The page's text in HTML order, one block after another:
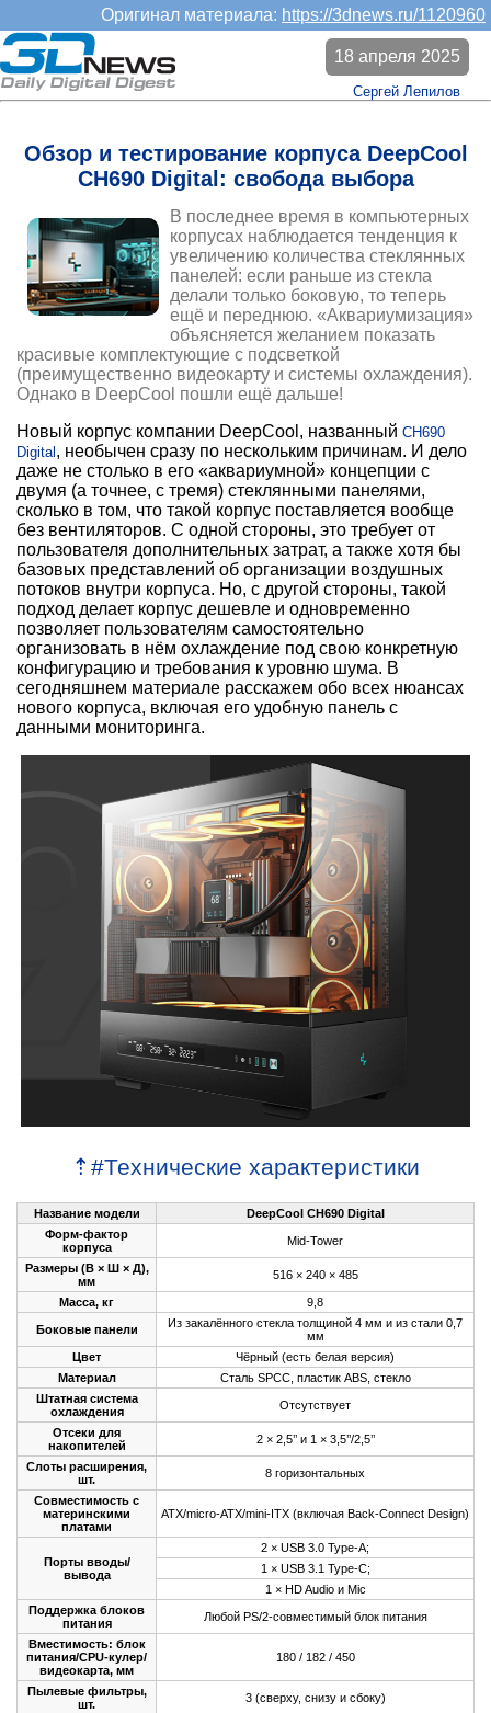
Оригинал материала: https://3dnews.ru/1120960
Обзор и тестирование корпуса DeepCool
CH690 Digital: свобода выбора
В последнее время в компьютерных
корпусах наблюдается тенденция к
увеличению количества стеклянных
панелей: если раньше из стекла
делали только боковую, то теперь
ещё и переднюю. «Аквариумизация»
объясняется желанием показать
красивые комплектующие с подсветкой
(преимущественно видеокарту и системы охлаждения).
Однако в DeepCool пошли ещё дальше!
18 апреля 2025
Сергей Лепилов
Новый корпус компании DeepCool, названный CH690
Digital , необычен сразу по нескольким причинам. И дело
даже не столько в его «аквариумной» концепции с
двумя (а точнее, с тремя) стеклянными панелями,
сколько в том, что такой корпус поставляется вообще
без вентиляторов. С одной стороны, это требует от
пользователя дополнительных затрат, а также хотя бы
базовых представлений об организации воздушных
потоков внутри корпуса. Но, с другой стороны, такой
подход делает корпус дешевле и одновременно
позволяет пользователям самостоятельно
организовать в нём охлаждение под свою конкретную
конфигурацию и требования к уровню шума. В
сегодняшнем материале расскажем обо всех нюансах
нового корпуса, включая его удобную панель с
данными мониторинга.
⇡ #Технические характеристики
Название модели
DeepCool CH690 Digital
Форм-фактор
корпуса
Mid-Tower
Размеры (В × Ш × Д),
мм
516 × 240 × 485
Масса, кг 9,8
Боковые панели
Из закалённого стекла толщиной 4 мм и из стали 0,7
мм
Цвет
Чёрный (есть белая версия)
Материал
Сталь SPCC, пластик ABS, стекло
Штатная система
охлаждения
Отсутствует
Отсеки для
накопителей
2 × 2,5’’ и 1 × 3,5’’/2,5’’
Слоты расширения,
шт.
8 горизонтальных
Совместимость с
материнскими
платами
ATX/micro-ATX/mini-ITX (включая Back-Connect Design)
Порты вводы/
вывода
2 × USB 3.0 Type-A;
1 × USB 3.1 Type-C;
1 × HD Audio и Mic
Поддержка блоков
питания
Любой PS/2-совместимый блок питания
Вместимость: блок
питания/CPU-кулер/
видеокарта, мм
180 / 182 / 450
Пылевые фильтры,
шт.
3 (сверху, снизу и сбоку)